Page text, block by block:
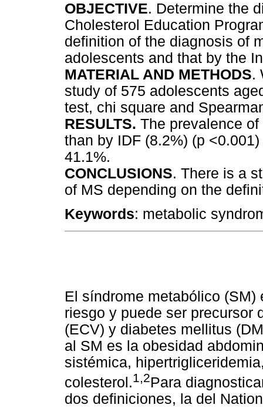
OBJECTIVE. Determine the
Cholesterol Education
definition of the diagnosis of
adolescents and that by the
MATERIAL AND METHODS.
study of 575 adolescents
test, chi square and
RESULTS. The prevalence
than by IDF (8.2%) (p
41.1%.
CONCLUSIONS. There is a
of MS depending on the
Keywords: metabolic
El síndrome metabólico
riesgo y puede ser precursor
(ECV) y diabetes mellitus
al SM es la obesidad
sistémica,
colesterol.1,2Para
dos definiciones, la del